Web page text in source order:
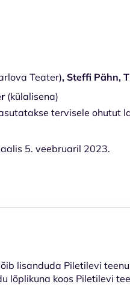
Teater), Steffi Pähn,
(külalisena)
tervisele ohutut
5. veebruaril 2023.
lisanduda Piletilevi
lõplikuna koos Piletilevi